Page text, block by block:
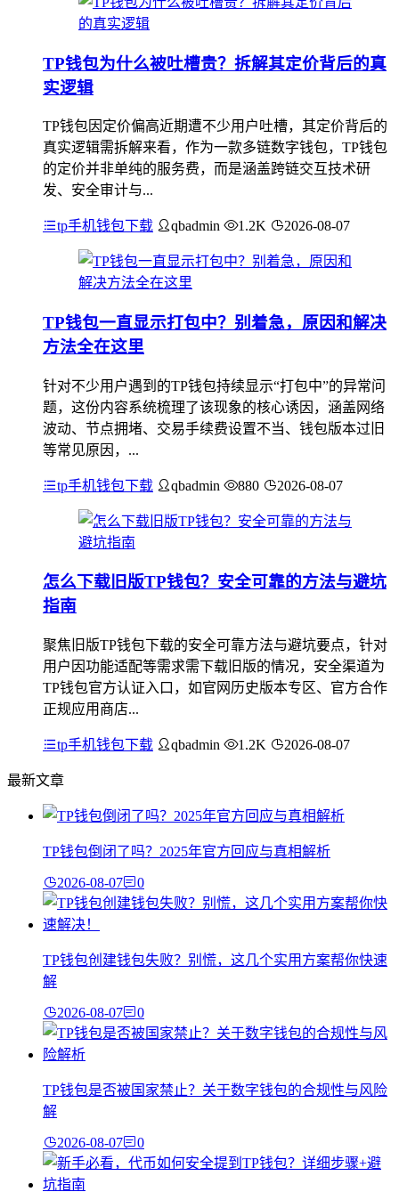
TP钱包为什么被吐槽贵？拆解其定价背后的真
实逻辑
TP钱包因定价偏高近期遭不少用户吐槽，其定价背后的
真实逻辑需拆解来看，作为一款多链数字钱包，TP钱包
的定价并非单纯的服务费，而是涵盖跨链交互技术研
发、安全审计与...
tp手机钱包下载 qbadmin 1.2K 2026-08-07
TP钱包一直显示打包中？别着急，原因和解决
方法全在这里
针对不少用户遇到的TP钱包持续显示“打包中”的异常问
题，这份内容系统梳理了该现象的核心诱因，涵盖网络
波动、节点拥堵、交易手续费设置不当、钱包版本过旧
等常见原因，...
tp手机钱包下载 qbadmin 880 2026-08-07
怎么下载旧版TP钱包？安全可靠的方法与避坑
指南
聚焦旧版TP钱包下载的安全可靠方法与避坑要点，针对
用户因功能适配等需求需下载旧版的情况，安全渠道为
TP钱包官方认证入口，如官网历史版本专区、官方合作
正规应用商店...
tp手机钱包下载 qbadmin 1.2K 2026-08-07
最新文章
TP钱包倒闭了吗？2025年官方回应与真相解析
2026-08-07 0
TP钱包创建钱包失败？别慌，这几个实用方案帮你快速
解
2026-08-07 0
TP钱包是否被国家禁止？关于数字钱包的合规性与风险
解
2026-08-07 0